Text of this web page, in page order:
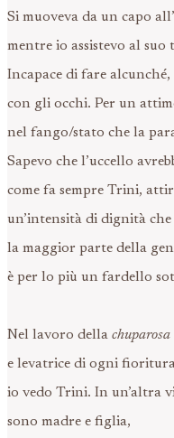
Si muoveva da un capo
mentre io assistevo al
Incapace di fare
con gli occhi. Per un
nel fango/stato che la
Sapevo che l’uccello
come fa sempre Trini,
un’intensità di dignità che
la maggior parte della
è per lo più un fardello
Nel lavoro della chuparosa
e levatrice di ogni
io vedo Trini. In un’altra
sono madre e figlia,